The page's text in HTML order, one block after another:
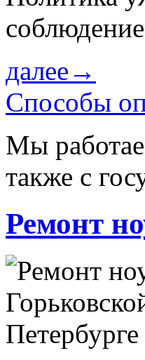
далее→
Способы
Мы
также с
Ремонт